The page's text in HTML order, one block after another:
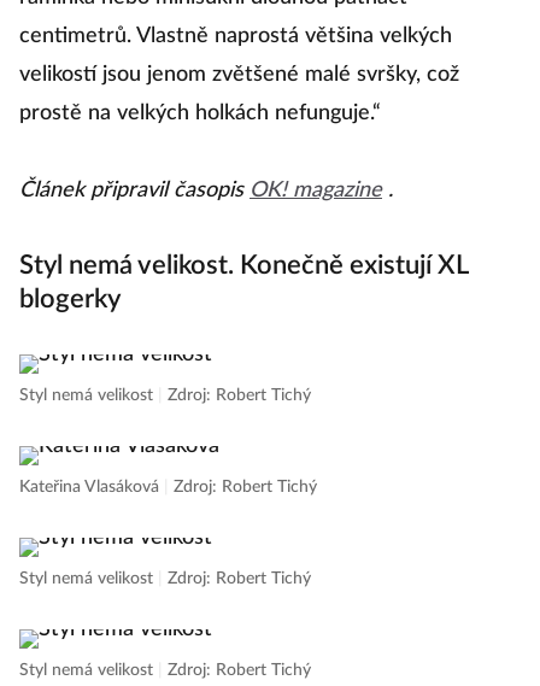
centimetrů. Vlastně naprostá většina velkých
velikostí jsou jenom zvětšené malé svršky, což
prostě na velkých holkách nefunguje.“
Článek připravil časopis OK! magazine .
Styl nemá velikost. Konečně existují XL
blogerky
Styl nemá velikost Zdroj: Robert Tichý
Kateřina Vlasáková Zdroj: Robert Tichý
Styl nemá velikost Zdroj: Robert Tichý
Styl nemá velikost Zdroj: Robert Tichý